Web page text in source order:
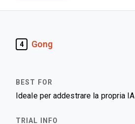
4 Gong
Ideale per addestrare la propria IA